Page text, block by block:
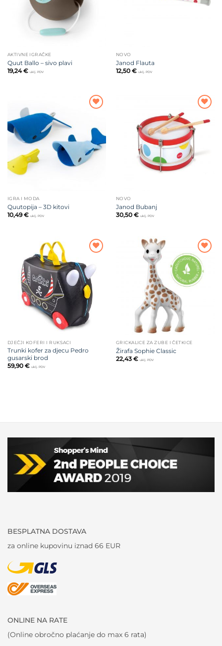
AKTIVNE IGRAČKE
Quut Ballo – sivo plavi
19,24€ uklj. PDV
NOVO
Janod Flauta
12,50 € uklj. PDV
želja
IGRA I MODA
Quutopija – 3D kitovi
10,49€ uklj. PDV
na listu
želja
NOVO
Janod Bubanj
30,50 € uklj. PDV
na listu
želja
DJEČJI KOFERI I RUKSACI
Trunki kofer za djecu Pedro
gusarski brod
59,90 € uklj. PDV
Dodajte
na listu
želja
GRICKALICE ZA ZUBE I ČETKICE
Žirafa Sophie Classic
22,43 € uklj. PDV
BESPLATNA DOSTAVA
za online kupovinu iznad 66 EUR
ONLINE NA RATE
(Online obročno plaćanje do max 6 rata)